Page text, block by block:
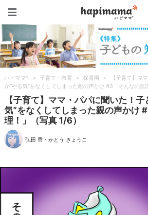
ハピママ* > 子育て・教育 > 保育園 >
【子育て】マ
が“やる気”をなくしてしまった親の声かけ #3「そんなの無
【子育て】ママ・パパに聞いた！子
気”をなくしてしまった親の声かけ
理！」（写真 1/6）
弘田 香 ・かとう きょうこ